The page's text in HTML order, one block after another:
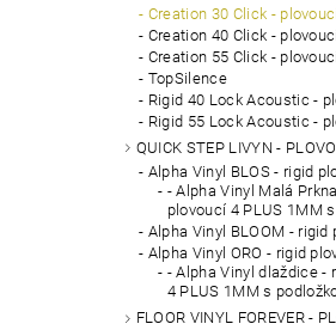
Creation 30 Click -
Creation 40 Click -
Creation 55 Click -
TopSilence
Rigid 40 Lock Acoustic -
Rigid 55 Lock Acoustic -
QUICK STEP LIVYN -
Alpha Vinyl BLOS - rigid
- Alpha Vinyl Malá
plovoucí 4 PLUS 1MM
Alpha Vinyl BLOOM - rigid
Alpha Vinyl ORO - rigid
- Alpha Vinyl dlaždice -
4 PLUS 1MM s
FLOOR VINYL FOREVER -